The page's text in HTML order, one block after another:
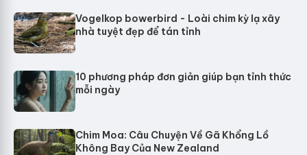
Vogelkop bowerbird - Loài chim kỳ lạ xây
nhà tuyệt đẹp để tán tỉnh
10 phương pháp đơn giản giúp bạn tỉnh thức
mỗi ngày
Chim Moa: Câu Chuyện Về Gã Khổng Lồ
Không Bay Của New Zealand